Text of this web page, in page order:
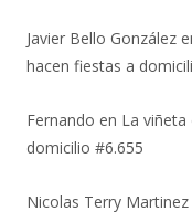
Javier Bello González
hacen fiestas a
Fernando en La viñeta
domicilio #6.655
Nicolas Terry Martinez